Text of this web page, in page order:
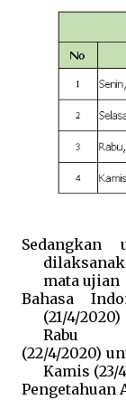
mata ujian
Bahasa
(21/4/
Rabu
(22/4/2020)
Kamis (23/
Pengetahuan